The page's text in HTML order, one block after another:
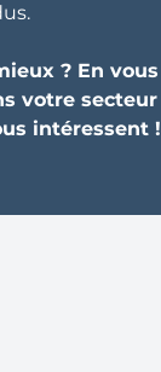
? En vous
votre secteur
intéressent !